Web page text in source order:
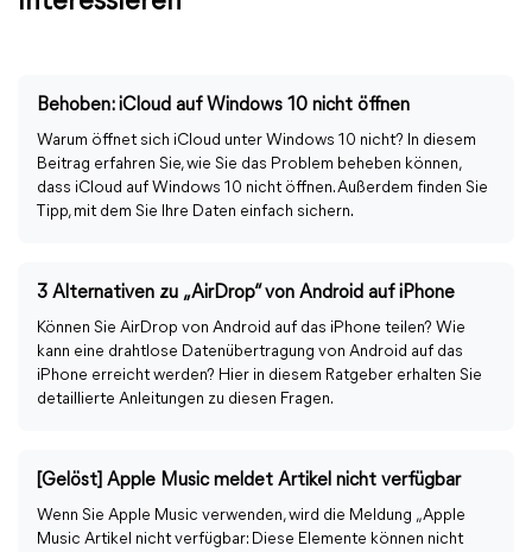
Behoben: iCloud auf Windows 10 nicht öffnen
Warum öffnet sich iCloud unter Windows 10 nicht? In diesem
Beitrag erfahren Sie, wie Sie das Problem beheben können,
dass iCloud auf Windows 10 nicht öffnen. Außerdem finden Sie
Tipp, mit dem Sie Ihre Daten einfach sichern.
3 Alternativen zu „AirDrop“ von Android auf iPhone
Können Sie AirDrop von Android auf das iPhone teilen? Wie
kann eine drahtlose Datenübertragung von Android auf das
iPhone erreicht werden? Hier in diesem Ratgeber erhalten Sie
detaillierte Anleitungen zu diesen Fragen.
[Gelöst] Apple Music meldet Artikel nicht verfügbar
Wenn Sie Apple Music verwenden, wird die Meldung „Apple
Music Artikel nicht verfügbar: Diese Elemente können nicht